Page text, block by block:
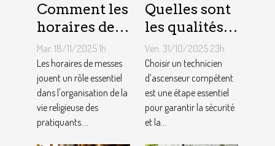
Comment les
horaires de
messes
facilitent la
vie des
pratiquants ?
Mar. 18/11/2025 1h
Les horaires de messes
jouent un rôle essentiel
dans l'organisation de la
vie religieuse des
pratiquants....
Quelles sont
les qualités à
rechercher
chez un
technicien
d’ascenseur ?
Ven. 31/10/2025 23h
Choisir un technicien
d’ascenseur compétent
est une étape essentiel
pour garantir la sécurité
et la...